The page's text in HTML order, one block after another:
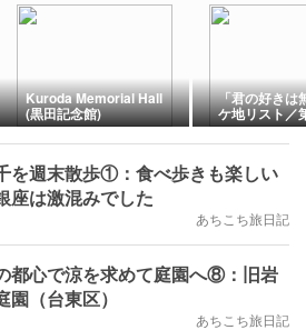
Kuroda Memorial Hall
(黒田記念館)
「君の好きは
ケ地リスト／
な私たちに「
は作れるか!?
を週末散歩①：食べ歩きも楽しい
座は激混みでした
あちこち旅日記
都心で涼を求めて庭園へ⑧：旧岩
園（台東区）
あちこち旅日記